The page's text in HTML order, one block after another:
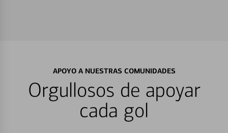
APOYO A NUESTRAS COMUNIDADES
Orgullosos de apoyar
cada gol